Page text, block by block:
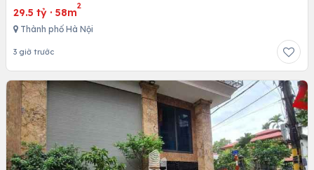
29.5 tỷ · 58m
2
Thành phố Hà Nội
3 giờ trước